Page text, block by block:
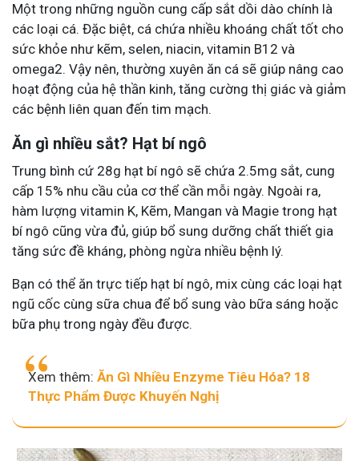
Một trong những nguồn cung cấp sắt dồi dào chính là
các loại cá. Đặc biệt, cá chứa nhiều khoáng chất tốt cho
sức khỏe như kẽm, selen, niacin, vitamin B12 và
omega2. Vậy nên, thường xuyên ăn cá sẽ giúp nâng cao
hoạt động của hệ thần kinh, tăng cường thị giác và giảm
các bệnh liên quan đến tim mạch.
Ăn gì nhiều sắt? Hạt bí ngô
Trung bình cứ 28g hạt bí ngô sẽ chứa 2.5mg sắt, cung
cấp 15% nhu cầu của cơ thể cần mỗi ngày. Ngoài ra,
hàm lượng vitamin K, Kẽm, Mangan và Magie trong hạt
bí ngô cũng vừa đủ, giúp bổ sung dưỡng chất thiết gia
tăng sức đề kháng, phòng ngừa nhiều bệnh lý.
Bạn có thể ăn trực tiếp hạt bí ngô, mix cùng các loại hạt
ngũ cốc cùng sữa chua để bổ sung vào bữa sáng hoặc
bữa phụ trong ngày đều được.
Xem thêm: Ăn Gì Nhiều Enzyme Tiêu Hóa? 18
Thực Phẩm Được Khuyến Nghị